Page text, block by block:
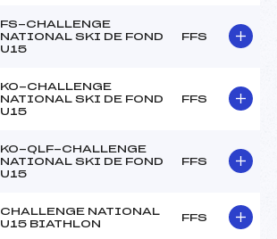
FS-CHALLENGE
NATIONAL SKI DE FOND
U15
FFS
KO-CHALLENGE
NATIONAL SKI DE FOND
U15
FFS
KO-QLF-CHALLENGE
NATIONAL SKI DE FOND
U15
FFS
CHALLENGE NATIONAL
U15 BIATHLON
FFS